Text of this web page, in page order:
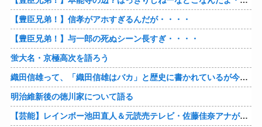
【豊臣兄弟！】信孝がアホすぎるんだが・・・・
【豊臣兄弟！】与一郎の死ぬシーン長すぎ・・・・
蛍大名・京極高次を語ろう
織田信雄って、「織田信雄はバカ」と歴史に書かれているが今まで家が残っているんでバカではないよな？
明治維新後の徳川家について語る
【芸能】レインボー池田直人＆元読売テレビ・佐藤佳奈アナが結婚